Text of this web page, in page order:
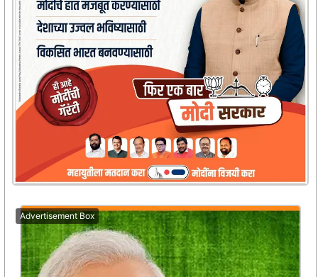
Advertisement Box